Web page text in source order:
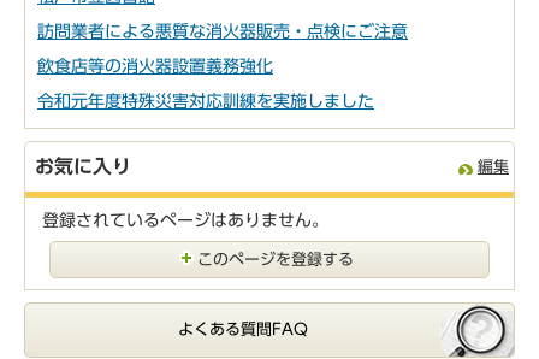
訪問業者による悪質な消火器販売・点検にご注意
飲食店等の消火器設置義務強化
令和元年度特殊災害対応訓練を実施しました
お気に入り 編集
登録されているページはありません。
このページを登録する
よくある質問FAQ